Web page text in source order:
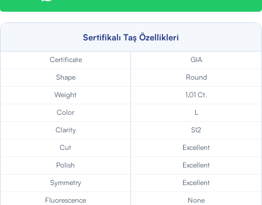
Sertifikalı Taş Özellikleri
Certificate
GIA
Shape
Round
Weight
1,01 Ct.
Color
L
Clarity
SI2
Cut
Excellent
Polish
Excellent
Symmetry
Excellent
Fluorescence
None